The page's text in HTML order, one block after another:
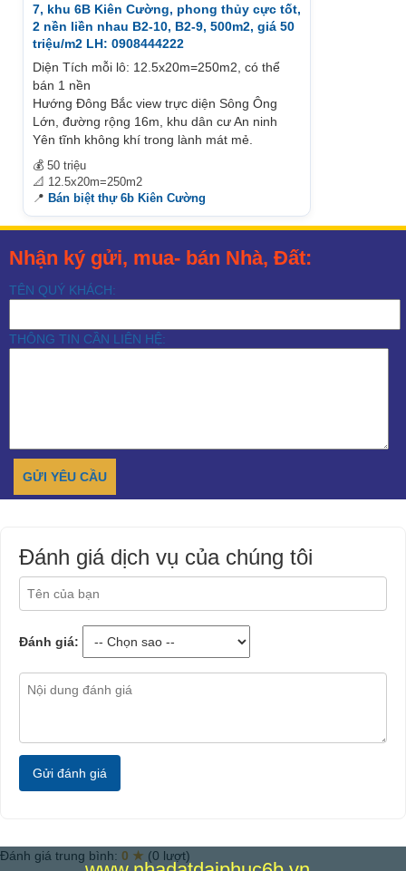
7, khu 6B Kiên Cường, phong thủy cực tốt,
2 nền liền nhau B2-10, B2-9, 500m2, giá 50
triệu/m2 LH: 0908444222
Diện Tích mỗi lô: 12.5x20m=250m2, có thể
bán 1 nền
Hướng Đông Bắc view trực diện Sông Ông
Lớn, đường rộng 16m, khu dân cư An ninh
Yên tĩnh không khí trong lành mát mẻ.
💰 50 triệu
📐 12.5x20m=250m2
📍 Bán biệt thự 6b Kiên Cường
Nhận ký gửi, mua- bán Nhà, Đất:
TÊN QUÝ KHÁCH:
THÔNG TIN CẦN LIÊN HỆ:
Đánh giá dịch vụ của chúng tôi
Đánh giá:
Gửi đánh giá
Đánh giá trung bình: 0 ★ (0 lượt)